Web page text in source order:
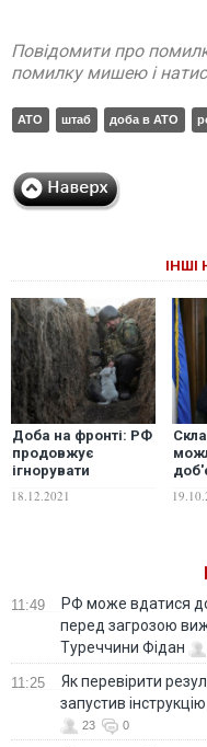
Повідомити про
помилку мишею і
АТО штаб доба в АТО
ІНШІ
Доба на фронті: РФ
продовжує
ігнорувати
Тристоронньої
18.12.2021
11:49
РФ може вдатися
перед загрозою
Туреччини Фідан
11:25
Як перевірити
запустив
23 0